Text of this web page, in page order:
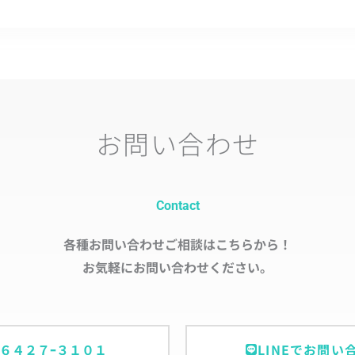
お問い合わせ
Contact
各種お問い合わせご相談はこちらから！
お気軽にお問い合わせください。
４２７ｰ３１０１ LINEでお問い